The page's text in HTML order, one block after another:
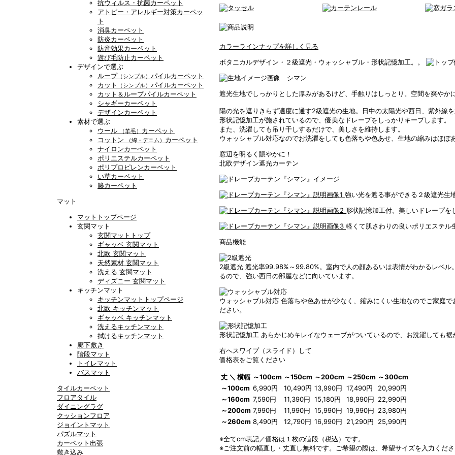
抗ウィルス・抗菌カーペット
アトピー・アレルギー対策カーペッ
ト
消臭カーペット
防炎カーペット
防音効果カーペット
遊び毛防止カーペット
デザインで選ぶ
ループ （シンプル） パイルカーペット
カット
（シンプル） パイルカーペット
カット＆ループパイルカーペット
シャギーカーペット
デザインカーペット
素材で選ぶ
ウール
（羊毛） カーペット
コットン
（綿・デニム） カーペット
ナイロンカーペット
ポリエステルカーペット
ポリプロピレンカーペット
い草カーペット
籐カーペット
マット
マットトップページ
玄関マット
玄関マットトップ
ギャッベ 玄関マット
北欧 玄関マット
天然素材 玄関マット
洗える 玄関マット
ディズニー 玄関マット
キッチンマット
キッチンマットトップページ
北欧 キッチンマット
ギャッベ キッチンマット
洗えるキッチンマット
拭けるキッチンマット
廊下敷き
階段マット
トイレマット
バスマット
タイルカーペット
フロアタイル
ダイニングラグ
クッションフロア
ジョイントマット
パズルマット
カーペット出張
敷き込み
カラーラインナップを詳しく見る
ボタニカルデザイン・２級遮光・ウォッシャブル・形状記憶加工。。
遮光生地でしっかりとした厚みがあるけど、手触りはしっとり。空間を爽やか
陽の光を遮りきらず適度に通す2級遮光の生地。日中の太陽光や西日、紫外線
形状記憶加工が施されているので、優美なドレープをしっかりキープします。
また、洗濯しても吊り干しするだけで、美しさを維持します。
ウォッシャブル対応なのでお洗濯をしても色落ちや色あせ、生地の縮みはほぼ
窓辺を明るく賑やかに！
北欧デザイン遮光カーテン
強い光を遮る事ができる２級遮光生
形状記憶加工付。美しいドレープを
軽くて肌さわりの良いポリエステル
商品機能
2級遮光 遮光率99.98%～99.80%。室内で人の顔あるいは表情がわかるレベ
るので、強い西日の部屋などに向いています。
ウォッシャブル対応 色落ちや色あせが少なく、縮みにくい生地なのでご家庭
ださい。
形状記憶加工 あらかじめキレイなウェーブがついているので、お洗濯しても
右へスワイプ（スライド）して
価格表をご覧ください
丈 ＼ 横幅 ～100cm ～150cm ～200cm ～250cm ～300cm
～100cm 6,990円 10,490円 13,990円 17,490円
20,990円
～160cm 7,590円 11,390円 15,180円 18,990円 22,990円
～200cm 7,990円 11,990円 15,990円 19,990円 23,980円
～260cm 8,490円 12,790円 16,990円 21,290円 25,990円
※全てcm表記／価格は１枚の値段（税込）です。
※ご注文前の幅直し・丈直し無料です。ご希望の際は、希望サイズを入力くだ